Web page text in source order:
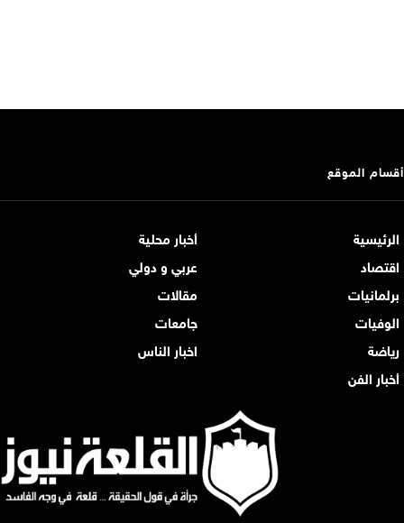
أقسام الموقع
الرئيسية
أخبار محلية
اقتصاد
عربي و دولي
برلمانيات
مقالات
الوفيات
جامعات
رياضة
اخبار الناس
أخبار الفن